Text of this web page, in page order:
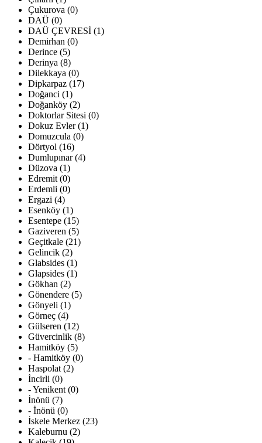
Çukurova (0)
DAÜ (0)
DAÜ ÇEVRESİ (1)
Demirhan (0)
Derince (5)
Derinya (8)
Dilekkaya (0)
Dipkarpaz (17)
Doğanci (1)
Doğanköy (2)
Doktorlar Sitesi (0)
Dokuz Evler (1)
Domuzcula (0)
Dörtyol (16)
Dumlupınar (4)
Düzova (1)
Edremit (0)
Erdemli (0)
Ergazi (4)
Esenköy (1)
Esentepe (15)
Gaziveren (5)
Geçitkale (21)
Gelincik (2)
Glabsides (1)
Glapsides (1)
Gökhan (2)
Gönendere (5)
Gönyeli (1)
Görneç (4)
Gülseren (12)
Güvercinlik (8)
Hamitköy (5)
- Hamitköy (0)
Haspolat (2)
İncirli (0)
- Yenikent (0)
İnönü (7)
- İnönü (0)
İskele Merkez (23)
Kaleburnu (2)